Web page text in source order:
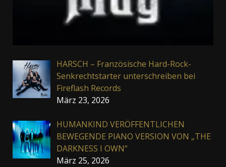
HARSCH – Französische Hard-Rock-
Senkrechtstarter unterschreiben bei
Fireflash Records
März 23, 2026
HUMANKIND VERÖFFENTLICHEN
BEWEGENDE PIANO VERSION VON „THE
DARKNESS I OWN“
März 25, 2026